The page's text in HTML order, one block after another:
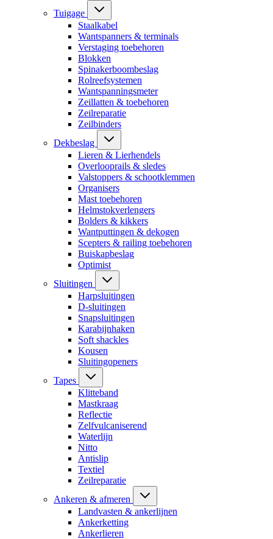
Tuigage
Staalkabel
Wantspanners & terminals
Verstaging toebehoren
Blokken
Spinakerboombeslag
Rolreefsystemen
Wantspanningsmeter
Zeillatten & toebehoren
Zeilreparatie
Zeilbinders
Dekbeslag
Lieren & Lierhendels
Overlooprails & sledes
Valstoppers & schootklemmen
Organisers
Mast toebehoren
Helmstokverlengers
Bolders & kikkers
Wantputtingen & dekogen
Scepters & railing toebehoren
Buiskapbeslag
Optimist
Sluitingen
Harpsluitingen
D-sluitingen
Snapsluitingen
Karabijnhaken
Soft shackles
Kousen
Sluitingopeners
Tapes
Klitteband
Mastkraag
Reflectie
Zelfvulcaniserend
Waterlijn
Nitto
Antislip
Textiel
Zeilreparatie
Ankeren & afmeren
Landvasten & ankerlijnen
Ankerketting
Ankerlieren